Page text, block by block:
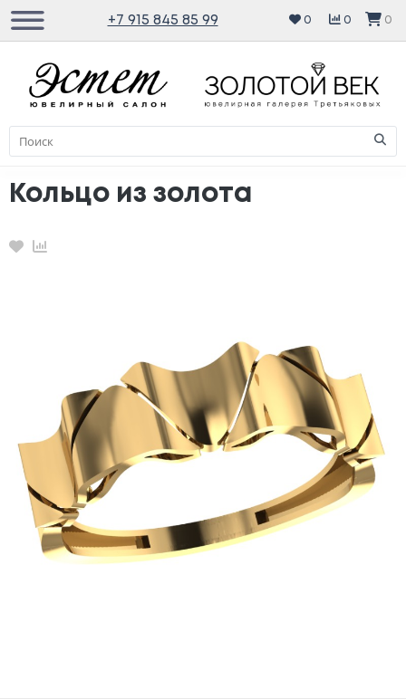
+7 915 845 85 99 0 0 0
Кольцо из золота
Избранное
Сравнение